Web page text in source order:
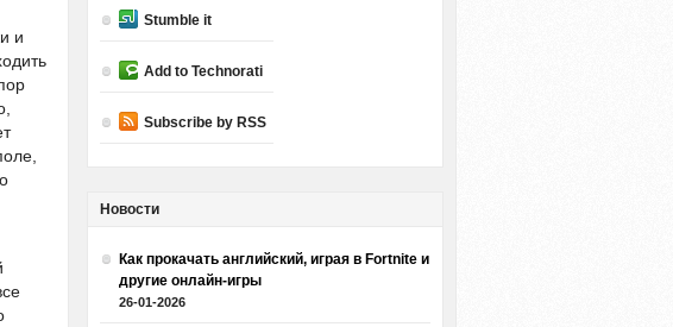
и
Stumble it
Add to Technorati
Subscribe by RSS
Новости
Как прокачать английский, играя в Fortnite и
другие онлайн-игры
26-01-2026